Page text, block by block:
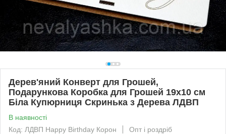
Дерев'яний Конверт для Грошей,
Подарункова Коробка для Грошей 19х10 см
Біла Купюрниця Скринька з Дерева ЛДВП
В наявності
Код: ЛДВП Happy Birthday Корон
Опт і роздріб